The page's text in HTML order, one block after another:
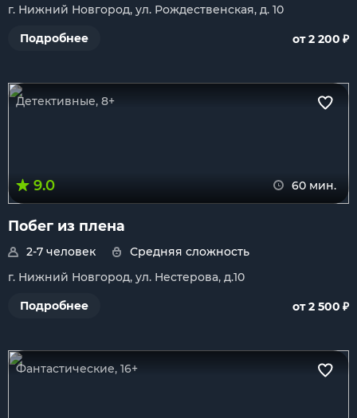
г. Нижний Новгород, ул. Рождественская, д. 10
Подробнее
от 2 200 ₽
Детективные, 8+
9.0 60 мин.
Побег из плена
2-7 человек
Средняя сложность
г. Нижний Новгород, ул. Нестерова, д.10
Подробнее
от 2 500 ₽
Фантастические, 16+